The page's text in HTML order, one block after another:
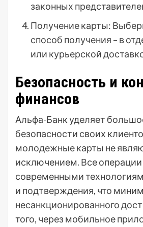
законных
Получение карты:
способ получения – в
или курьерской
Безопасность и
финансов
Альфа-Банк уделяет
безопасности своих
молодежные карты не
исключением. Все
современными
и подтверждения, что
несанкционированного
того, через мобильное